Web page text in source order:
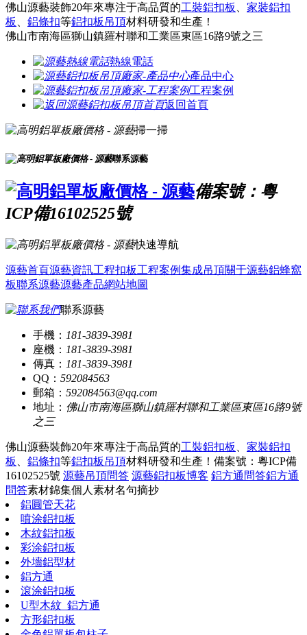
佛山源藝裝飾20年來專注于高品質的工裝鋁扣板
家裝鋁扣
板
鋁條扣等鋁扣板吊頂材料研發和生產！
佛山市南海區獅山鎮羅村聯和工業區東區16路9號之三
熱線電話
產品中心
工程案例
返回首頁
掃一掃
聯系源藝
備案號：粵
ICP備16102525號
快速導航
源藝首頁源藝資訊工程扣板工程案例集成吊頂關于源藝鋁蜂窩
板聯系源藝源藝產品網站地圖
聯系源藝
手機： 181-3839-3981
座機： 181-3839-3981
傳真： 181-3839-3981
QQ： 592084563
郵箱： 592084563@qq.com
地址： 佛山市南海區獅山鎮羅村聯和工業區東區16路9號
之三
佛山源藝裝飾20年來專注于高品質的工裝鋁扣板
家裝鋁扣
板
鋁條扣等鋁扣板吊頂材料研發和生產！ 備案號：粵ICP備
16102525號 源藝吊頂問答 源藝鋁扣板博客 鋁方通問答鋁方通
問答素材錦集個人素材名句摘抄
鋁圓管天花
噴涂鋁扣板
木紋鋁扣板
彩涂鋁扣板
外墻鋁型材
鋁方通
滾涂鋁扣板
U型木紋_鋁方通
方形鋁扣板